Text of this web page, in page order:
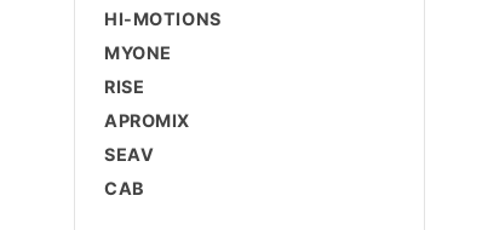
HI-MOTIONS
MYONE
RISE
APROMIX
SEAV
CAB